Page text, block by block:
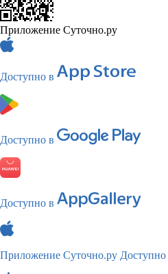
Приложение Суточно.ру
Доступно в
Доступно в
Доступно в
Приложение Суточно.ру